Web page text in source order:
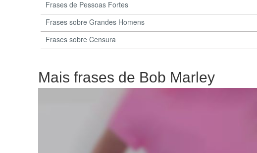
Frases de Pessoas Fortes
Frases sobre Grandes Homens
Frases sobre Censura
Mais frases de Bob Marley